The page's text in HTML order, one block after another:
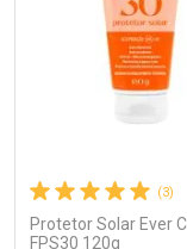
(3)
Protetor Solar Ever
FPS30 120g